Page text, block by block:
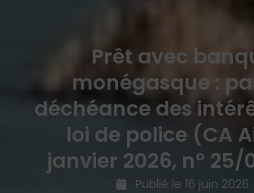
Prêt avec
monégasque :
déchéance des
loi de police (CA
janvier 2026, n° 25/
Publié le 16 juin 2026